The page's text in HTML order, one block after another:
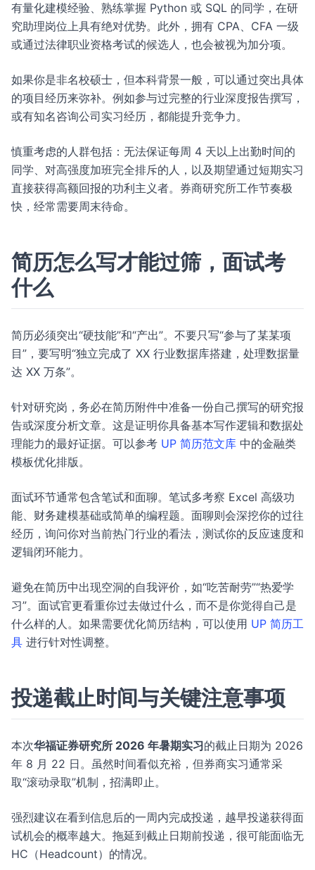
有量化建模经验、熟练掌握 Python 或 SQL 的同学，在研
究助理岗位上具有绝对优势。此外，拥有 CPA、CFA 一级
或通过法律职业资格考试的候选人，也会被视为加分项。
如果你是非名校硕士，但本科背景一般，可以通过突出具体
的项目经历来弥补。例如参与过完整的行业深度报告撰写，
或有知名咨询公司实习经历，都能提升竞争力。
慎重考虑的人群包括：无法保证每周 4 天以上出勤时间的
同学、对高强度加班完全排斥的人，以及期望通过短期实习
直接获得高额回报的功利主义者。券商研究所工作节奏极
快，经常需要周末待命。
简历怎么写才能过筛，面试考
什么
简历必须突出“硬技能”和“产出”。不要只写“参与了某某项
目”，要写明“独立完成了 XX 行业数据库搭建，处理数据量
达 XX 万条”。
针对研究岗，务必在简历附件中准备一份自己撰写的研究报
告或深度分析文章。这是证明你具备基本写作逻辑和数据处
理能力的最好证据。可以参考 UP 简历范文库 中的金融类
模板优化排版。
面试环节通常包含笔试和面聊。笔试多考察 Excel 高级功
能、财务建模基础或简单的编程题。面聊则会深挖你的过往
经历，询问你对当前热门行业的看法，测试你的反应速度和
逻辑闭环能力。
避免在简历中出现空洞的自我评价，如“吃苦耐劳”“热爱学
习”。面试官更看重你过去做过什么，而不是你觉得自己是
什么样的人。如果需要优化简历结构，可以使用 UP 简历工
具 进行针对性调整。
投递截止时间与关键注意事项
本次华福证券研究所 2026 年暑期实习的截止日期为 2026
年 8 月 22 日。虽然时间看似充裕，但券商实习通常采
取“滚动录取”机制，招满即止。
强烈建议在看到信息后的一周内完成投递，越早投递获得面
试机会的概率越大。拖延到截止日期前投递，很可能面临无
HC（Headcount）的情况。